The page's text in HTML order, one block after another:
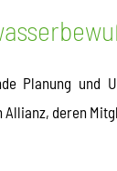
Planung und
deren